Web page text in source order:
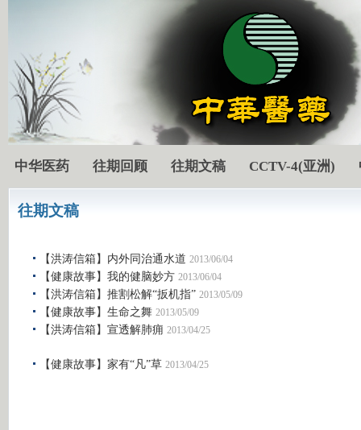
中华医药 往期回顾 往期文稿 CCTV-4(亚洲)
往期文稿
【洪涛信箱】内外同治通水道 2013/06/04
【健康故事】我的健脑妙方 2013/06/04
【洪涛信箱】推割松解“扳机指” 2013/05/09
【健康故事】生命之舞 2013/05/09
【洪涛信箱】宣透解肺痈 2013/04/25
【健康故事】家有“凡”草 2013/04/25